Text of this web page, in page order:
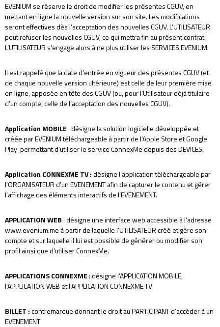
EVENIUM se réserve le droit de modifier les présentes CGUV, en
mettant en ligne la nouvelle version sur son site. Les modifications
seront effectives dès l’acceptation des nouvelles CGUV. L’UTILISATEUR
peut refuser les nouvelles CGUV, ce qui mettra fin au présent contrat.
L’UTILISATEUR s’engage alors à ne plus utiliser les SERVICES EVENIUM.
Il est rappelé que la date d’entrée en vigueur des présentes CGUV (et
de chaque nouvelle version ultérieure) est celle de leur première mise
en ligne, apposée en tête des CGUV (ou, pour l’Utilisateur déjà titulaire
d’un compte, celle de l’acceptation des nouvelles CGUV).
Application MOBILE: désigne la solution logicielle développée et
créée par EVENIUM téléchargeable à partir de l’Apple Store et Google
Play permettant d’utiliser le service ConnexMe depuis des DEVICES.
Application CONNEXME TV:désigne l’application téléchargeable par
l’ORGANISATEUR d’un EVENEMENT afin de capturer le contenu et gérer
l’affichage des éléments interactifs de l’EVENEMENT.
APPLICATION WEB: désigne une interface web accessible à l’adresse
www.evenium.me à partir de laquelle l’UTILISATEUR créé et gère son
compte et sur laquelle il lui est possible de générer ou modifier son
profil ainsi que d’utiliser ConnexMe.
APPLICATIONS CONNEXME: désigne l’APPLICATION MOBILE,
l’APPLICATION WEB et l’APPLICATION CONNEXME TV
BILLET :contremarque donnant le droit au PARTICIPANT d’accéder à un
EVENEMENT